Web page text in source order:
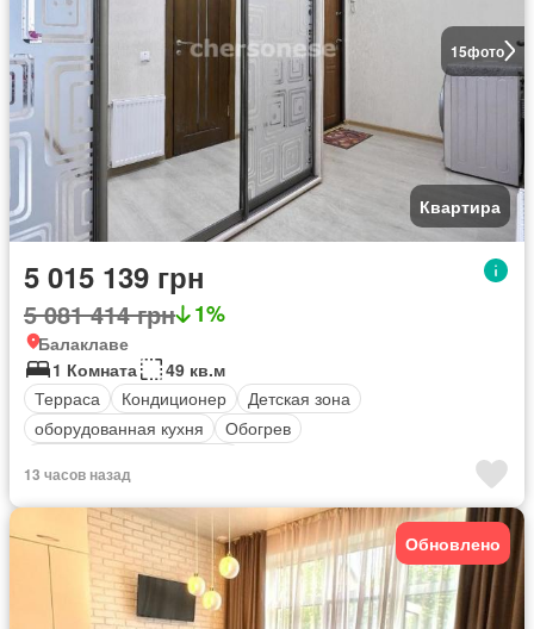
15фото
Квартира
5 015 139 грн
5 081 414 грн 1%
Балаклаве
1 Комната
49 кв.м
Терраса
Кондиционер
Детская зона
оборудованная кухня
Обогрев
13 часов назад
Обновлено